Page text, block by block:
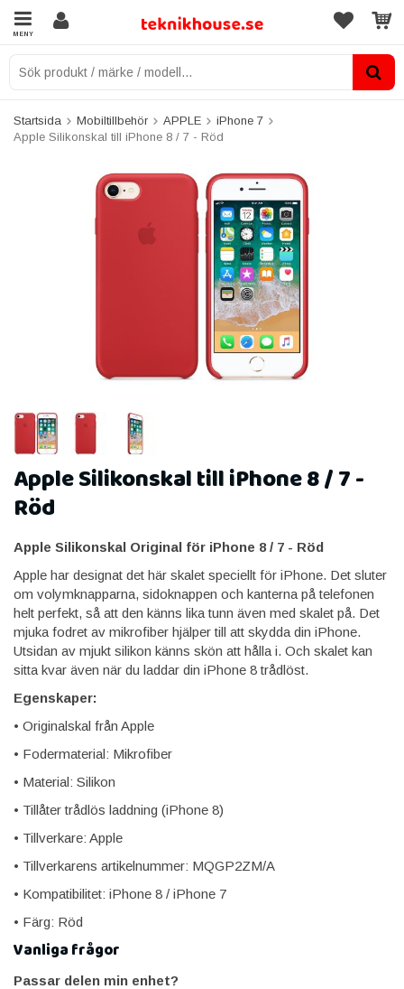
MENY
Startsida Mobiltillbehör APPLE
iPhone 7
Apple Silikonskal till iPhone 8 / 7 - Röd
Apple Silikonskal till iPhone 8 / 7 -
Röd
Apple Silikonskal Original för iPhone 8 / 7 - Röd
Apple har designat det här skalet speciellt för iPhone. Det sluter
om volymknapparna, sidoknappen och kanterna på telefonen
helt perfekt, så att den känns lika tunn även med skalet på. Det
mjuka fodret av mikrofiber hjälper till att skydda din iPhone.
Utsidan av mjukt silikon känns skön att hålla i. Och skalet kan
sitta kvar även när du laddar din iPhone 8 trådlöst.
Egenskaper:
• Originalskal från Apple
• Fodermaterial: Mikrofiber
• Material: Silikon
• Tillåter trådlös laddning (iPhone 8)
• Tillverkare: Apple
• Tillverkarens artikelnummer: MQGP2ZM/A
• Kompatibilitet: iPhone 8 / iPhone 7
• Färg: Röd
Vanliga frågor
Passar delen min enhet?